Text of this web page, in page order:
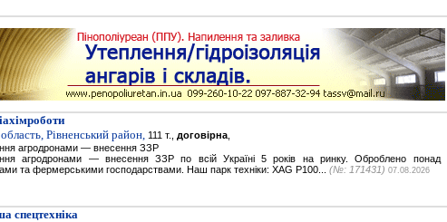
Рівненський район, 111 т., договірна
агродронами — внесення ЗЗР
агродронами — внесення ЗЗР по всій Україні 5 років на ринку. Оброблено
та фермерськими господарствами. Наш парк техніки: XAG P100... (№: 171431) 07.08.2026
спецтехніка